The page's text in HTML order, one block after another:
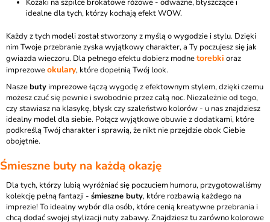
Kozaki na szpilce brokatowe różowe - odważne, błyszczące i
idealne dla tych, którzy kochają efekt WOW.
Każdy z tych modeli został stworzony z myślą o wygodzie i stylu. Dzięki
nim Twoje przebranie zyska wyjątkowy charakter, a Ty poczujesz się jak
gwiazda wieczoru. Dla pełnego efektu dobierz modnetorebki oraz
imprezoweokulary, które dopełnią Twój look.
Naszebuty imprezowe łączą wygodę z efektownym stylem, dzięki czemu
możesz czuć się pewnie i swobodnie przez całą noc. Niezależnie od tego,
czy stawiasz na klasykę, błysk czy szaleństwo kolorów - u nas znajdziesz
idealny model dla siebie. Połącz wyjątkowe obuwie z dodatkami, które
podkreślą Twój charakter i sprawią, że nikt nie przejdzie obok Ciebie
obojętnie.
Śmieszne buty na każdą okazję
Dla tych, którzy lubią wyróżniać się poczuciem humoru, przygotowaliśmy
kolekcję pełną fantazji - śmieszne buty, które rozbawią każdego na
imprezie! To idealny wybór dla osób, które cenią kreatywne przebrania i
chcą dodać swojej stylizacji nuty zabawy. Znajdziesz tu zarówno kolorowe